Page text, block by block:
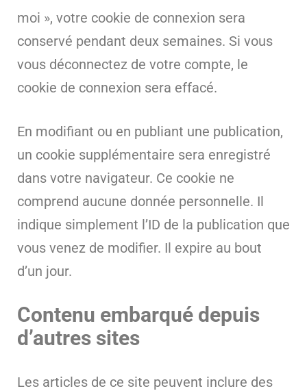
moi », votre cookie de connexion sera
conservé pendant deux semaines. Si vous
vous déconnectez de votre compte, le
cookie de connexion sera effacé.
En modifiant ou en publiant une publication,
un cookie supplémentaire sera enregistré
dans votre navigateur. Ce cookie ne
comprend aucune donnée personnelle. Il
indique simplement l’ID de la publication que
vous venez de modifier. Il expire au bout
d’un jour.
Contenu embarqué depuis
d’autres sites
Les articles de ce site peuvent inclure des